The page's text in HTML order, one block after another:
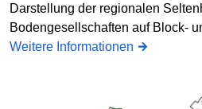
Darstellung der regionalen
Bodengesellschaften auf Block-
Weitere Informationen